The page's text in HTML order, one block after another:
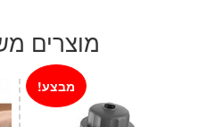
הוא:
₪169.
מוצרים
מבצע!